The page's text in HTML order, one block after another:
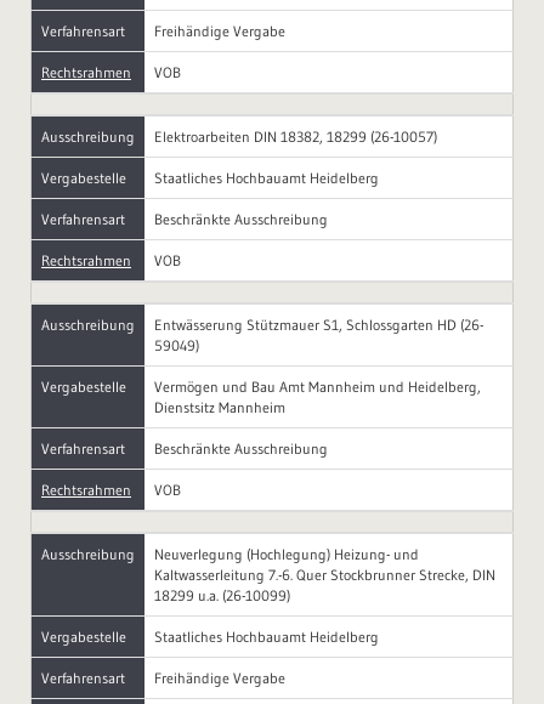
Verfahrensart Freihändige Vergabe
Rechtsrahmen VOB
Ausschreibung Elektroarbeiten DIN 18382, 18299 (26-10057)
Vergabestelle Staatliches Hochbauamt Heidelberg
Verfahrensart Beschränkte Ausschreibung
Rechtsrahmen VOB
Ausschreibung
Entwässerung Stützmauer S1, Schlossgarten HD (26-
59049)
Vergabestelle
Vermögen und Bau Amt Mannheim und Heidelberg,
Dienstsitz Mannheim
Verfahrensart Beschränkte Ausschreibung
Rechtsrahmen VOB
Ausschreibung
Neuverlegung (Hochlegung) Heizung- und
Kaltwasserleitung 7.-6. Quer Stockbrunner Strecke, DIN
18299 u.a. (26-10099)
Vergabestelle Staatliches Hochbauamt Heidelberg
Verfahrensart Freihändige Vergabe